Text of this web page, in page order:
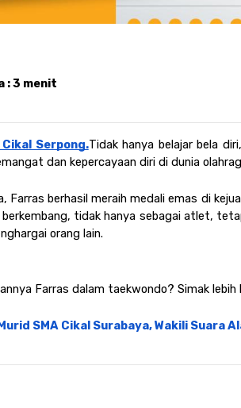
: 3 menit
Serpong.Tidak hanya belajar bela
dan kepercayaan diri di dunia
Farras berhasil meraih medali emas di
tidak hanya sebagai atlet,
orang lain.
Farras dalam taekwondo? Simak lebih
SMA Cikal Surabaya, Wakili Suara